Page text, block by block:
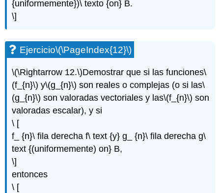
{uniformemente})\ texto {on} B.
\]
Ejercicio\(\PageIndex{12}\)
\(\Rightarrow 12.\)Demostrar que si las funciones\
(f_{n}\) y\(g_{n}\) son reales o complejas (o si las\
(g_{n}\) son valoradas vectoriales y las\(f_{n}\) son
valoradas escalar), y si
\ [
f_ {n}\ fila derecha f\ text {y} g_ {n}\ fila derecha g\
text {(uniformemente) on} B,
\]
entonces
\ [